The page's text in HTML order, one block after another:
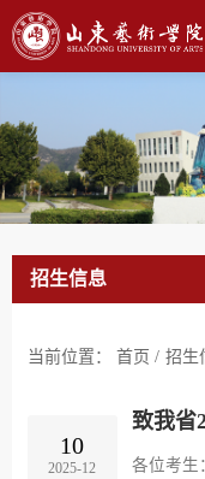
招生信息
当前位置： 首页 / 招生
10
2025-12
各位考生